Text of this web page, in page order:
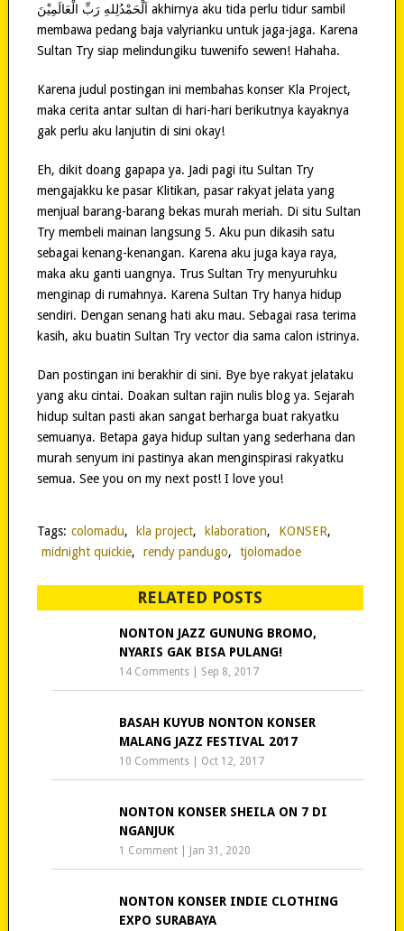
membawa pedang baja valyrianku untuk jaga-jaga. Karena
Sultan Try siap melindungiku tuwenifo sewen! Hahaha.
Karena judul postingan ini membahas konser Kla Project,
maka cerita antar sultan di hari-hari berikutnya kayaknya
gak perlu aku lanjutin di sini okay!
Eh, dikit doang gapapa ya. Jadi pagi itu Sultan Try
mengajakku ke pasar Klitikan, pasar rakyat jelata yang
menjual barang-barang bekas murah meriah. Di situ Sultan
Try membeli mainan langsung 5. Aku pun dikasih satu
sebagai kenang-kenangan. Karena aku juga kaya raya,
maka aku ganti uangnya. Trus Sultan Try menyuruhku
menginap di rumahnya. Karena Sultan Try hanya hidup
sendiri. Dengan senang hati aku mau. Sebagai rasa terima
kasih, aku buatin Sultan Try vector dia sama calon istrinya.
Dan postingan ini berakhir di sini. Bye bye rakyat jelataku
yang aku cintai. Doakan sultan rajin nulis blog ya. Sejarah
hidup sultan pasti akan sangat berharga buat rakyatku
semuanya. Betapa gaya hidup sultan yang sederhana dan
murah senyum ini pastinya akan menginspirasi rakyatku
semua. See you on my next post! I love you!
Tags: colomadu, kla project, klaboration, KONSER,
midnight quickie, rendy pandugo, tjolomadoe
RELATED POSTS
NONTON JAZZ GUNUNG BROMO,
NYARIS GAK BISA PULANG!
14 Comments Sep 8, 2017
BASAH KUYUB NONTON KONSER
MALANG JAZZ FESTIVAL 2017
10 Comments Oct 12, 2017
NONTON KONSER SHEILA ON 7 DI
NGANJUK
1 Comment Jan 31, 2020
NONTON KONSER INDIE CLOTHING
EXPO SURABAYA